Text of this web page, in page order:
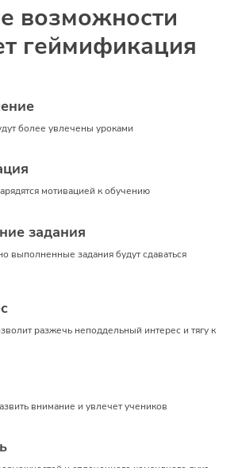
возможности
геймификация
более увлечены уроками
мотивацией к обучению
задания
выполненные задания будут сдаваться
разжечь неподдельный интерес и тягу к
внимание и увлечет учеников